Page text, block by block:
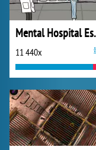
11 440x